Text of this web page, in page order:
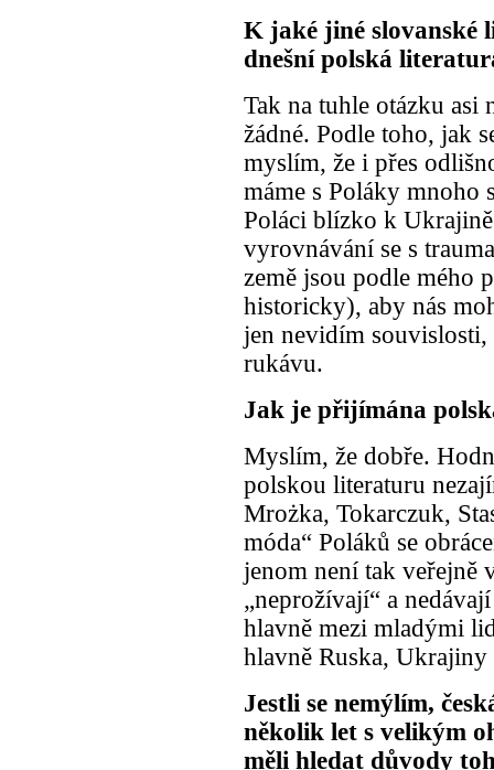
K jaké jiné slovanské
dnešní polská
Tak na tuhle otázku asi
žádné. Podle toho, jak
myslím, že i přes
máme s Poláky mnoho
Poláci blízko k
vyrovnávání se s
země jsou podle mého
historicky), aby nás
jen nevidím
rukávu.
Jak je přijímána
Myslím, že dobře.
polskou literaturu
Mrożka, Tokarczuk,
móda“ Poláků se
jenom není tak veřejně
„neprožívají“ a
hlavně mezi mladými
hlavně Ruska, Ukrajiny
Jestli se nemýlím,
několik let s velikým
měli hledat důvody